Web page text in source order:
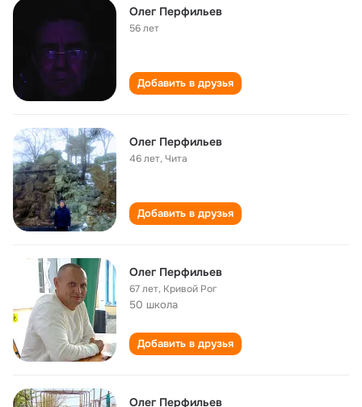
Олег Перфильев
56 лет
Добавить в друзья
Олег Перфильев
46 лет,Чита
Добавить в друзья
Олег Перфильев
67 лет, Кривой Рог
50 школа
Добавить в друзья
Олег Перфильев